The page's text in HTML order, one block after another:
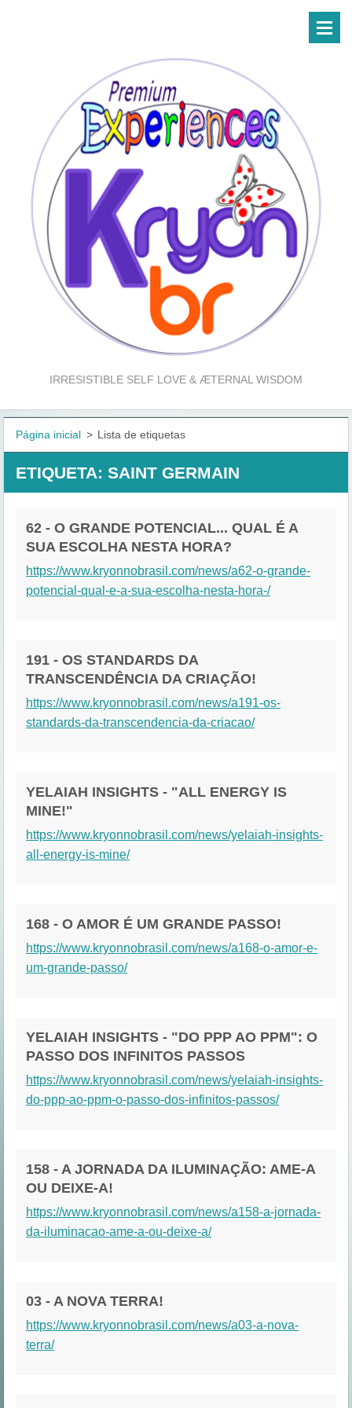
IRRESISTIBLE SELF LOVE & ÆTERNAL WISDOM
Página inicial > Lista de etiquetas
ETIQUETA: SAINT GERMAIN
62 - O GRANDE POTENCIAL... QUAL É A
SUA ESCOLHA NESTA HORA?
https://www.kryonnobrasil.com/news/a62-o-grande-
potencial-qual-e-a-sua-escolha-nesta-hora-/
191 - OS STANDARDS DA
TRANSCENDÊNCIA DA CRIAÇÃO!
https://www.kryonnobrasil.com/news/a191-os-
standards-da-transcendencia-da-criacao/
YELAIAH INSIGHTS - "ALL ENERGY IS
MINE!"
https://www.kryonnobrasil.com/news/yelaiah-insights-
all-energy-is-mine/
168 - O AMOR É UM GRANDE PASSO!
https://www.kryonnobrasil.com/news/a168-o-amor-e-
um-grande-passo/
YELAIAH INSIGHTS - "DO PPP AO PPM": O
PASSO DOS INFINITOS PASSOS
https://www.kryonnobrasil.com/news/yelaiah-insights-
do-ppp-ao-ppm-o-passo-dos-infinitos-passos/
158 - A JORNADA DA ILUMINAÇÃO: AME-A
OU DEIXE-A!
https://www.kryonnobrasil.com/news/a158-a-jornada-
da-iluminacao-ame-a-ou-deixe-a/
03 - A NOVA TERRA!
https://www.kryonnobrasil.com/news/a03-a-nova-
terra/